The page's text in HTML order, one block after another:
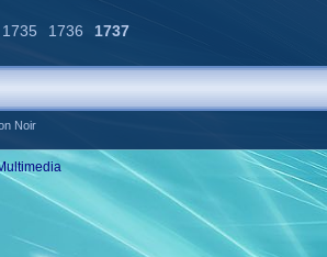
1735 1736 1737
Noir